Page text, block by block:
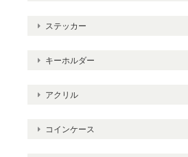
ステッカー
キーホルダー
アクリル
コインケース